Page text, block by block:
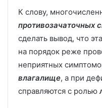
К слову,
противозачаточных
сделать вывод, что
на порядок реже
неприятных
влагалище, а при
справляются с ролью